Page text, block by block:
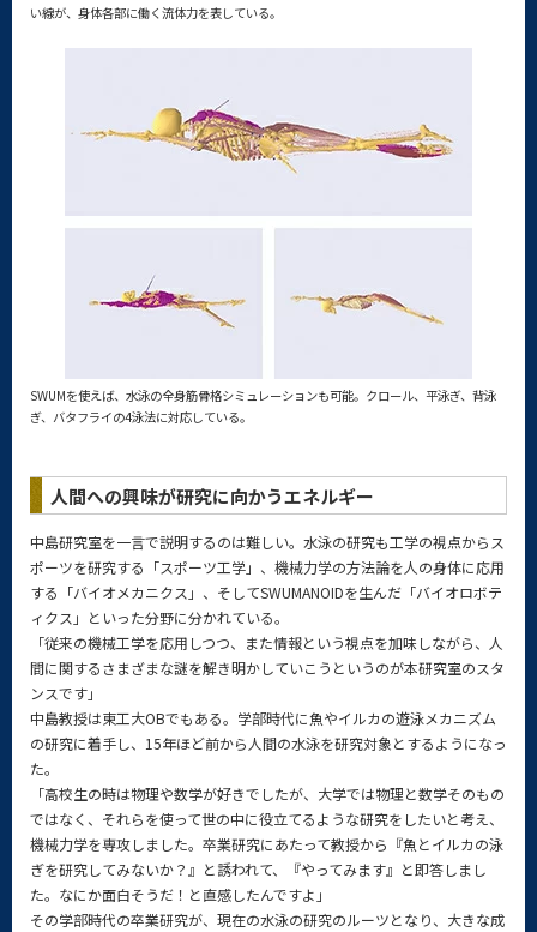
い線が、身体各部に働く流体力を表している。
SWUMを使えば、水泳の全身筋骨格シミュレーションも可能。クロール、平泳ぎ、背泳
ぎ、バタフライの4泳法に対応している。
人間への興味が研究に向かうエネルギー
中島研究室を一言で説明するのは難しい。水泳の研究も工学の視点からス
ポーツを研究する「スポーツ工学」、機械力学の方法論を人の身体に応用
する「バイオメカニクス」、そしてSWUMANOIDを生んだ「バイオロボテ
ィクス」といった分野に分かれている。
「従来の機械工学を応用しつつ、また情報という視点を加味しながら、人
間に関するさまざまな謎を解き明かしていこうというのが本研究室のスタ
ンスです」
中島教授は東工大OBでもある。学部時代に魚やイルカの遊泳メカニズム
の研究に着手し、15年ほど前から人間の水泳を研究対象とするようになっ
た。
「高校生の時は物理や数学が好きでしたが、大学では物理と数学そのもの
ではなく、それらを使って世の中に役立てるような研究をしたいと考え、
機械力学を専攻しました。卒業研究にあたって教授から『魚とイルカの泳
ぎを研究してみないか？』と誘われて、『やってみます』と即答しまし
た。なにか面白そうだ！と直感したんですよ」
その学部時代の卒業研究が、現在の水泳の研究のルーツとなり、大きな成